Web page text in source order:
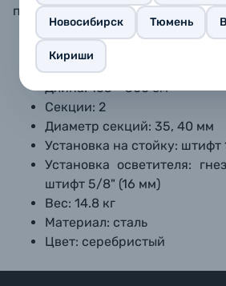
Новосибирск Тюмень
Кириши
почти 15 кг.
Безопасная нагрузка: 10
удалении), 40 кг (в среднем
Длина: 163 - 300 см
Секции: 2
Диаметр секций: 35, 40 мм
Установка на стойку:
Установка осветителя:
штифт 5/8" (16 мм)
Вес: 14.8 кг
Материал: сталь
Цвет: серебристый